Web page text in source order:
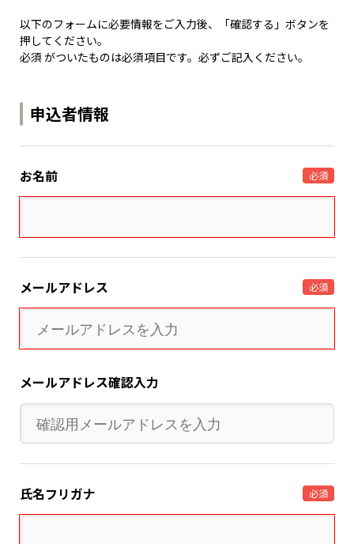
以下のフォームに必要情報をご入力後、「確認する」ボタンを
押してください。
必須 がついたものは必須項目です。必ずご記入ください。
申込者情報
お名前 必須
メールアドレス 必須
メールアドレス確認入力
氏名フリガナ 必須